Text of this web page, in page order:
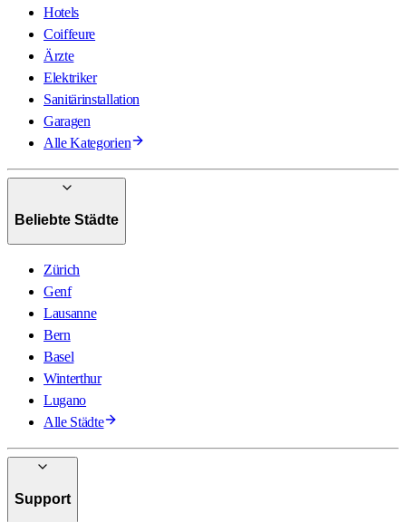
Hotels
Coiffeure
Ärzte
Elektriker
Sanitärinstallation
Garagen
Alle Kategorien
Beliebte Städte
Zürich
Genf
Lausanne
Bern
Basel
Winterthur
Lugano
Alle Städte
Support